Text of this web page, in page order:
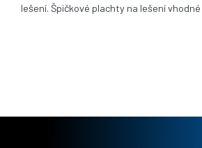
lešení. Špičkové plachty na lešení